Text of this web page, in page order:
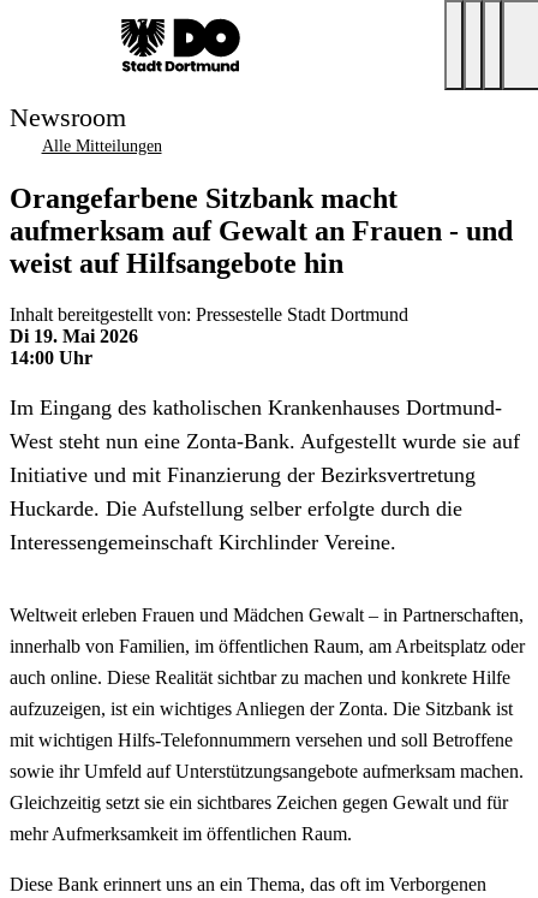
Newsroom
Alle Mitteilungen
Orangefarbene Sitzbank macht
aufmerksam auf Gewalt an Frauen - und
weist auf Hilfsangebote hin
Inhalt bereitgestellt von: Pressestelle Stadt Dortmund
Di 19. Mai 2026
14:00 Uhr
Im Eingang des katholischen Krankenhauses Dortmund-
West steht nun eine Zonta-Bank. Aufgestellt wurde sie auf
Initiative und mit Finanzierung der Bezirksvertretung
Huckarde. Die Aufstellung selber erfolgte durch die
Interessengemeinschaft Kirchlinder Vereine.
Weltweit erleben Frauen und Mädchen Gewalt – in Partnerschaften,
innerhalb von Familien, im öffentlichen Raum, am Arbeitsplatz oder
auch online. Diese Realität sichtbar zu machen und konkrete Hilfe
aufzuzeigen, ist ein wichtiges Anliegen der Zonta. Die Sitzbank ist
mit wichtigen Hilfs-Telefonnummern versehen und soll Betroffene
sowie ihr Umfeld auf Unterstützungsangebote aufmerksam machen.
Gleichzeitig setzt sie ein sichtbares Zeichen gegen Gewalt und für
mehr Aufmerksamkeit im öffentlichen Raum.
Diese Bank erinnert uns an ein Thema, das oft im Verborgenen